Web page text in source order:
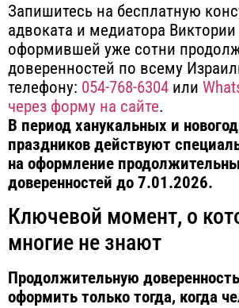
Запишитесь на бесплатную
адвоката и медиатора
оформившей уже сотни
доверенностей по всему
телефону: 054-768-6304 или
через форму на сайте.
В период ханукальных и
праздников действуют
на оформление
доверенностей до 7.01.2026.
Ключевой момент, о
многие не знают
Продолжительную
оформить только тогда, когда